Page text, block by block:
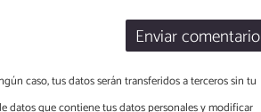
Enviar comentario
caso, tus datos serán transferidos a terceros sin tu
datos que contiene tus datos personales y modificar